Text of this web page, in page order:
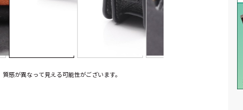
感が異なって見える可能性がございます。